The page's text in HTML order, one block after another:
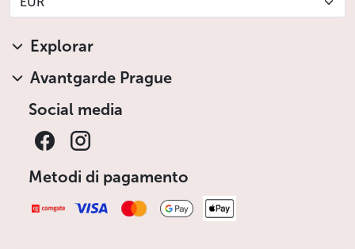
Explorar
Avantgarde Prague
Social media
Metodi di pagamento